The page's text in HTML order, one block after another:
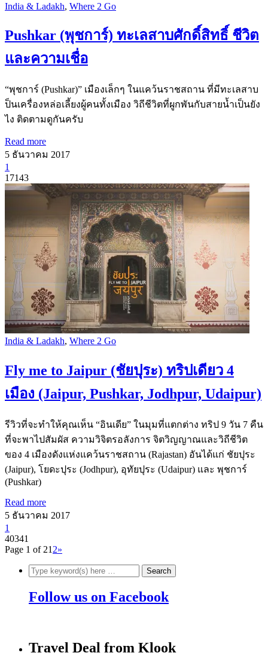
India & Ladakh, Where 2 Go
Pushkar (พุชการ์) ทะเลสาบศักดิ์สิทธิ์ ชีวิต
และความเชื่อ
“พุชการ์ (Pushkar)” เมืองเล็กๆ ในแคว้นราชสถาน ที่มีทะเลสาบ
ป็นเครื่องหล่อเลี้ยงผู้คนทั้งเมือง วิถีชีวิตที่ผูกพันกับสายน้ำเป็นยัง
ไง ติดตามดูกันครับ
Read more
5 ธันวาคม 2017
1
17143
India & Ladakh, Where 2 Go
Fly me to Jaipur (ชัยปุระ) ทริปเดียว 4
เมือง (Jaipur, Pushkar, Jodhpur, Udaipur)
รีวิวที่จะทำให้คุณเห็น “อินเดีย” ในมุมที่แตกต่าง ทริป 9 วัน 7 คืน
ที่จะพาไปสัมผัส ความวิจิตรอลังการ จิตวิญญาณและวิถีชีวิต
ของ 4 เมืองดังแห่งแคว้นราชสถาน (Rajastan) อันได้แก่ ชัยปุระ
(Jaipur), โยดะปุระ (Jodhpur), อุทัยปุระ (Udaipur) และ พุชการ์
(Pushkar)
Read more
5 ธันวาคม 2017
1
40341
Page 1 of 21 2»
Follow us on Facebook
Travel Deal from Klook